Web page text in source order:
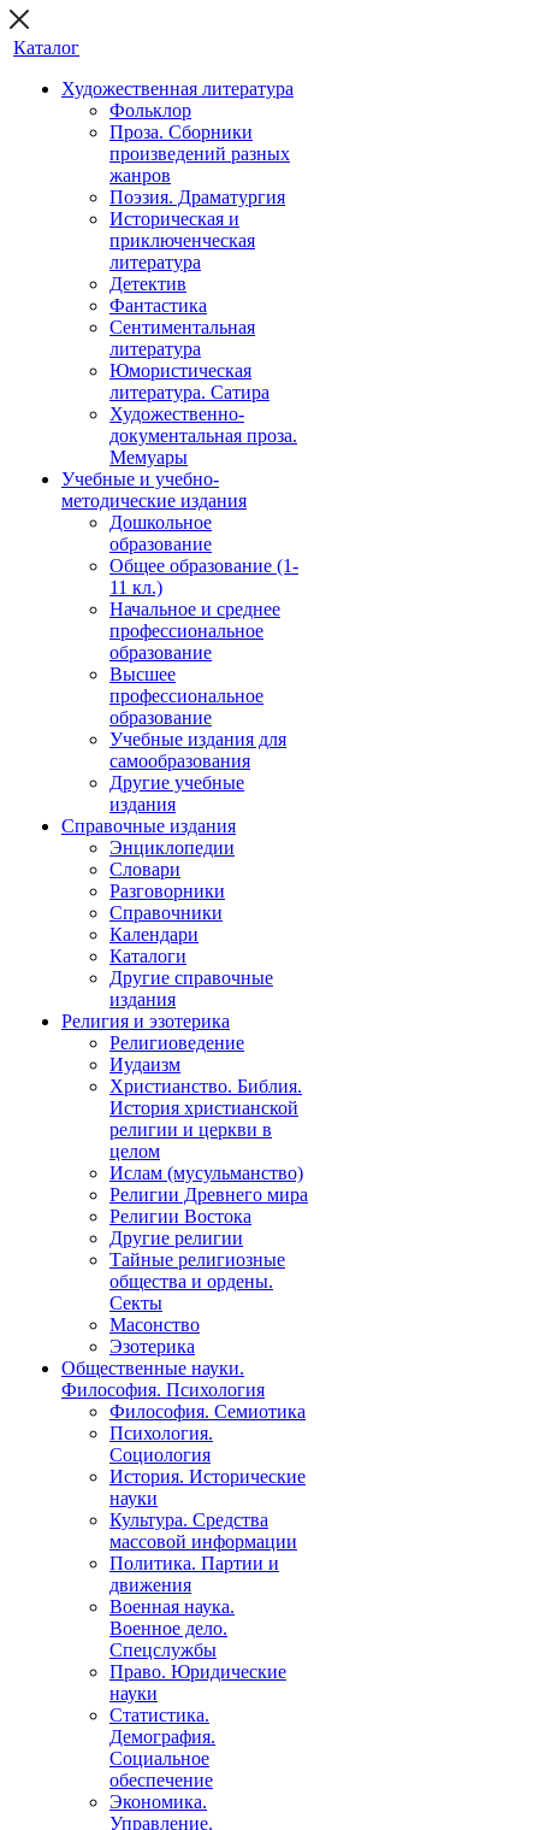
Каталог
Художественная литература
Фольклор
Проза. Сборники
произведений разных
жанров
Поэзия. Драматургия
Историческая и
приключенческая
литература
Детектив
Фантастика
Сентиментальная
литература
Юмористическая
литература. Сатира
Художественно-
документальная проза.
Мемуары
Учебные и учебно-
методические издания
Дошкольное
образование
Общее образование (1-
11 кл.)
Начальное и среднее
профессиональное
образование
Высшее
профессиональное
образование
Учебные издания для
самообразования
Другие учебные
издания
Справочные издания
Энциклопедии
Словари
Разговорники
Справочники
Календари
Каталоги
Другие справочные
издания
Религия и эзотерика
Религиоведение
Иудаизм
Христианство. Библия.
История христианской
религии и церкви в
целом
Ислам (мусульманство)
Религии Древнего мира
Религии Востока
Другие религии
Тайные религиозные
общества и ордены.
Секты
Масонство
Эзотерика
Общественные науки.
Философия. Психология
Философия. Семиотика
Психология.
Социология
История. Исторические
науки
Культура. Средства
массовой информации
Политика. Партии и
движения
Военная наука.
Военное дело.
Спецслужбы
Право. Юридические
науки
Статистика.
Демография.
Социальное
обеспечение
Экономика.
Управление.